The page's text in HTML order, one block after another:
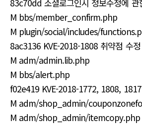
83c70dd 소셜로그인시 정보수정에 관
M bbs/member_confirm.php
M plugin/social/includes/
8ac3136 KVE-2018-1808 취약점 수정
M adm/admin.lib.php
M bbs/alert.php
f02e419 KVE-2018-1772, 1808,
M adm/shop_admin/
M adm/shop_admin/itemcopy.php